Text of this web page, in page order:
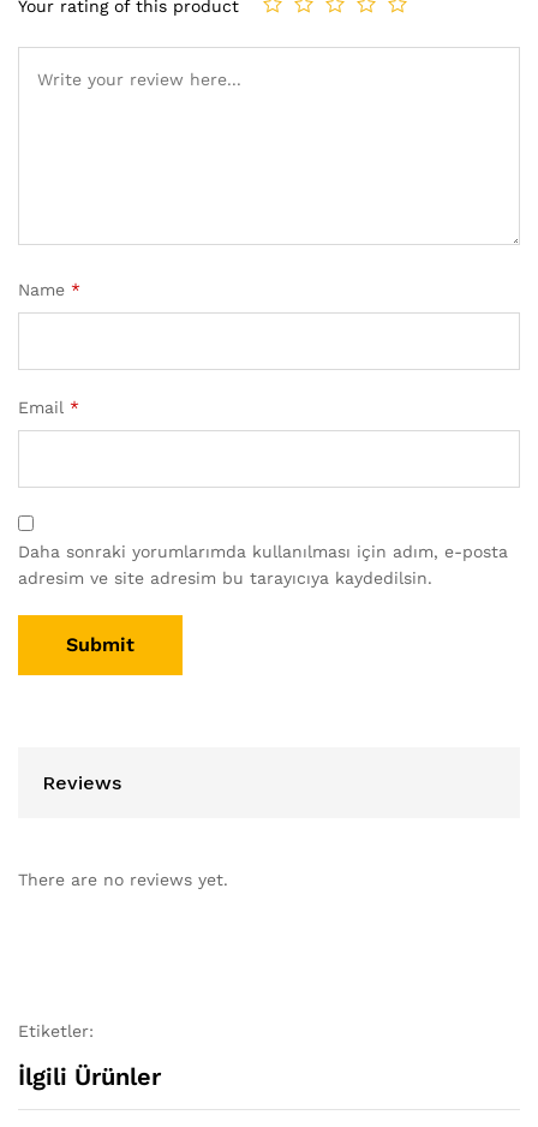
Your rating of this product
Name *
Email *
Daha sonraki yorumlarımda kullanılması için adım, e-posta
adresim ve site adresim bu tarayıcıya kaydedilsin.
Reviews
There are no reviews yet.
Etiketler:
İlgili Ürünler